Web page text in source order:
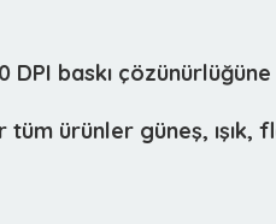
baskı
tüm ürünler güneş,